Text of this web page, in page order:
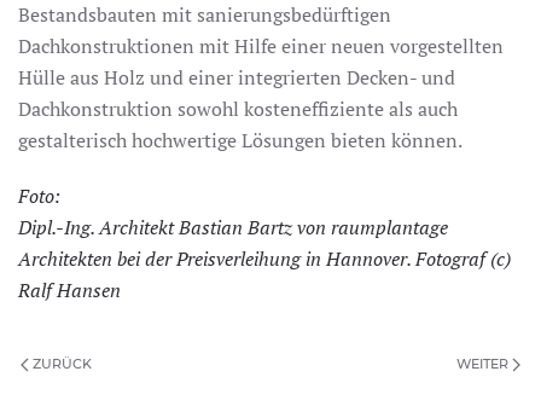
Bestandsbauten mit sanierungsbedürftigen
Dachkonstruktionen mit Hilfe einer neuen vorgestellten
Hülle aus Holz und einer integrierten Decken- und
Dachkonstruktion sowohl kosteneffiziente als auch
gestalterisch hochwertige Lösungen bieten können.
Foto:
Dipl.-Ing. Architekt Bastian Bartz von raumplantage
Architekten bei der Preisverleihung in Hannover. Fotograf (c)
Ralf Hansen
ZURÜCK WEITER